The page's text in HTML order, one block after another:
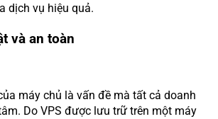
dịch vụ hiệu quả.
và an toàn
máy chủ là vấn đề mà tất cả doanh
Do VPS được lưu trữ trên một máy